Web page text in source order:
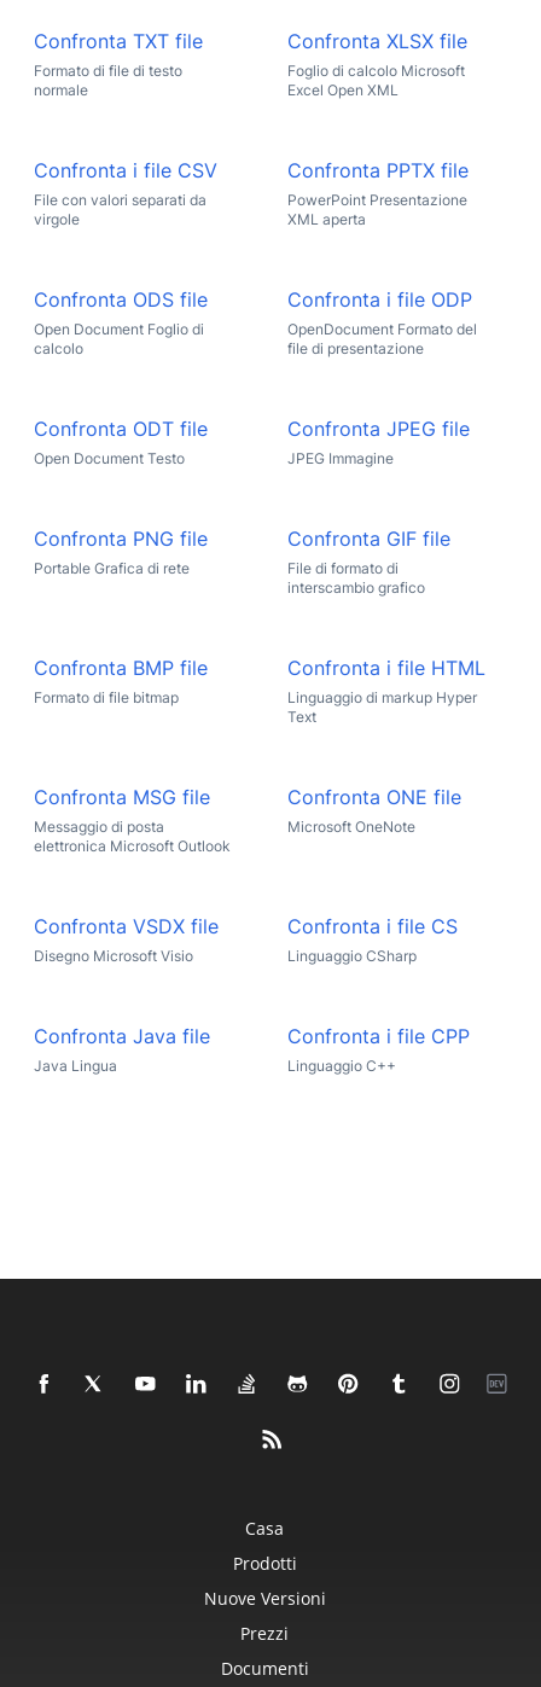
Confronta TXT file
Formato di file di testo
normale
Confronta XLSX file
Foglio di calcolo Microsoft
Excel Open XML
Confronta i file CSV
File con valori separati da
virgole
Confronta PPTX file
PowerPoint Presentazione
XML aperta
Confronta ODS file
Open Document Foglio di
calcolo
Confronta i file ODP
OpenDocument Formato del
file di presentazione
Confronta ODT file
Open Document Testo
Confronta JPEG file
JPEG Immagine
Confronta PNG file
Portable Grafica di rete
Confronta GIF file
File di formato di
interscambio grafico
Confronta BMP file
Formato di file bitmap
Confronta i file HTML
Linguaggio di markup Hyper
Text
Confronta MSG file
Messaggio di posta
elettronica Microsoft Outlook
Confronta ONE file
Microsoft OneNote
Confronta VSDX file
Disegno Microsoft Visio
Confronta i file CS
Linguaggio CSharp
Confronta Java file
Java Lingua
Confronta i file CPP
Linguaggio C++
Casa
Prodotti
Nuove Versioni
Prezzi
Documenti